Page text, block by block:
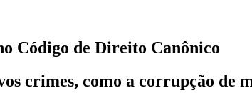
Código de Direito Canônico
crimes, como a corrupção de